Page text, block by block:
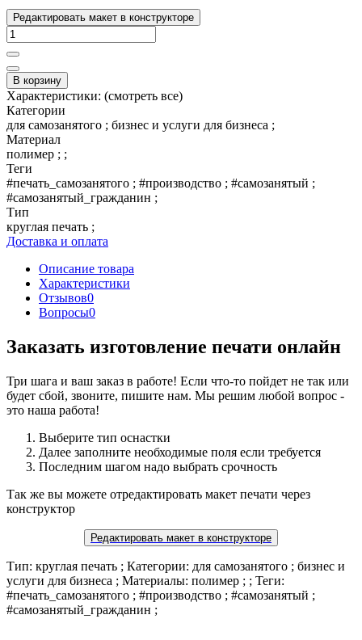
Редактировать макет в конструкторе
В корзину
Характеристики: (смотреть все)
Категории
для самозанятого ; бизнес и услуги для бизнеса ;
Материал
полимер ; ;
Теги
#печать_самозанятого ; #производство ; #самозанятый ;
#самозанятый_гражданин ;
Тип
круглая печать ;
Доставка и оплата
Описание товара
Характеристики
Отзывов0
Вопросы0
Заказать изготовление печати онлайн
Три шага и ваш заказ в работе! Если что-то пойдет не так или
будет сбой, звоните, пишите нам. Мы решим любой вопрос -
это наша работа!
Выберите тип оснастки
Далее заполните необходимые поля если требуется
Последним шагом надо выбрать срочность
Так же вы можете отредактировать макет печати через
конструктор
Редактировать макет в конструкторе
Тип: круглая печать ; Категории: для самозанятого ; бизнес и
услуги для бизнеса ; Материалы: полимер ; ; Теги:
#печать_самозанятого ; #производство ; #самозанятый ;
#самозанятый_гражданин ;